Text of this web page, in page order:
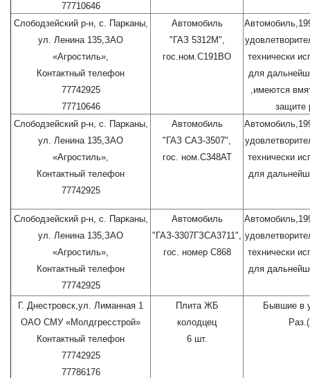
77710646
Слободзейский р-н, с. Парканы,
ул. Ленина 135,ЗАО
«Агростиль»,
Контактный телефон
77742925
77710646
Автомобиль
"ГАЗ 5312М",
гос.ном.С191ВО
технически
для
,имеются
защите
Слободзейский р-н, с. Парканы,
ул. Ленина 135,ЗАО
«Агростиль»,
Контактный телефон
77742925
Автомобиль
"ГАЗ САЗ-3507",
гос. ном.С348АТ
технически
для
Слободзейский р-н, с. Парканы,
ул. Ленина 135,ЗАО
«Агростиль»,
Контактный телефон
77742925
Автомобиль
"ГАЗ-3307ГЗСА3711",
гос. номер С868
технически
для
Г. Днестровск,ул. Лиманная 1
ОАО СМУ «Молдгресстрой»
Контактный телефон
77742925
77786176
Плита ЖБ
колодцец
6 шт.
Бывшие в